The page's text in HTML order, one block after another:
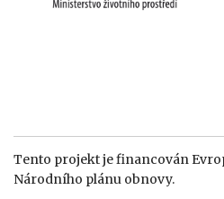
Tento projekt je financován
Národního plánu obnovy.